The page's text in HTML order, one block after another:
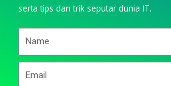
serta tips dan trik seputar dunia IT.